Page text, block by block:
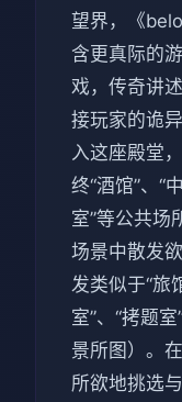
望界，《
含更真际的
戏，传奇讲
接玩家的诡
入这座殿堂
终“酒馆”、“
室”等公共场
场景中散发
发类似于“旅
室”、“拷题
景所图）。
所欲地挑选